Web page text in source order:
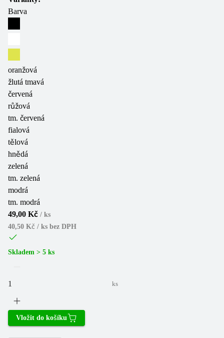
Barva
oranžová
žlutá tmavá
červená
růžová
tm. červená
fialová
tělová
hnědá
zelená
tm. zelená
modrá
tm. modrá
49,00 Kč / ks
40,50 Kč / ks bez DPH
Skladem > 5 ks
ks
Vložit do košíku